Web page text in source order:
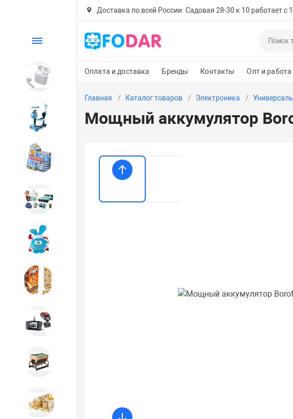
Доставка по всей России. Садовая 28-30 к 10 работает с
Оплата и доставка Бренды Контакты Опт и
Каталог
Электроника
Детский транспорт
Настольные игры
Дом и сад
Главная Каталог товаров Электроника
Мощный аккумулятор